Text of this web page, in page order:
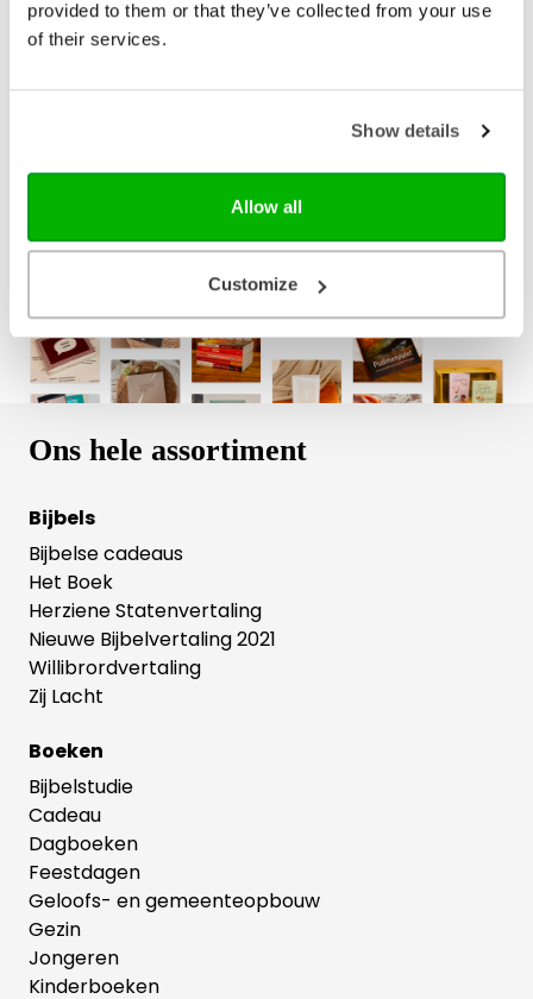
provided to them or that they’ve collected from your use
of their services.
Show details
Allow all
Customize
Taal
Nederlands
Gratis verzending vanaf € 20,-
Ons hele assortiment
Bijbels
Bijbelse cadeaus
Het Boek
Herziene Statenvertaling
Nieuwe Bijbelvertaling 2021
Willibrordvertaling
Zij Lacht
Boeken
Bijbelstudie
Cadeau
Dagboeken
Feestdagen
Geloofs- en gemeenteopbouw
Gezin
Jongeren
Kinderboeken